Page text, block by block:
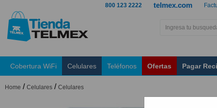
telmex.com
800 123 2222
Cobertura WiFi Celulares Teléfonos Ofertas Pagar
Home / Celulares / Celulares